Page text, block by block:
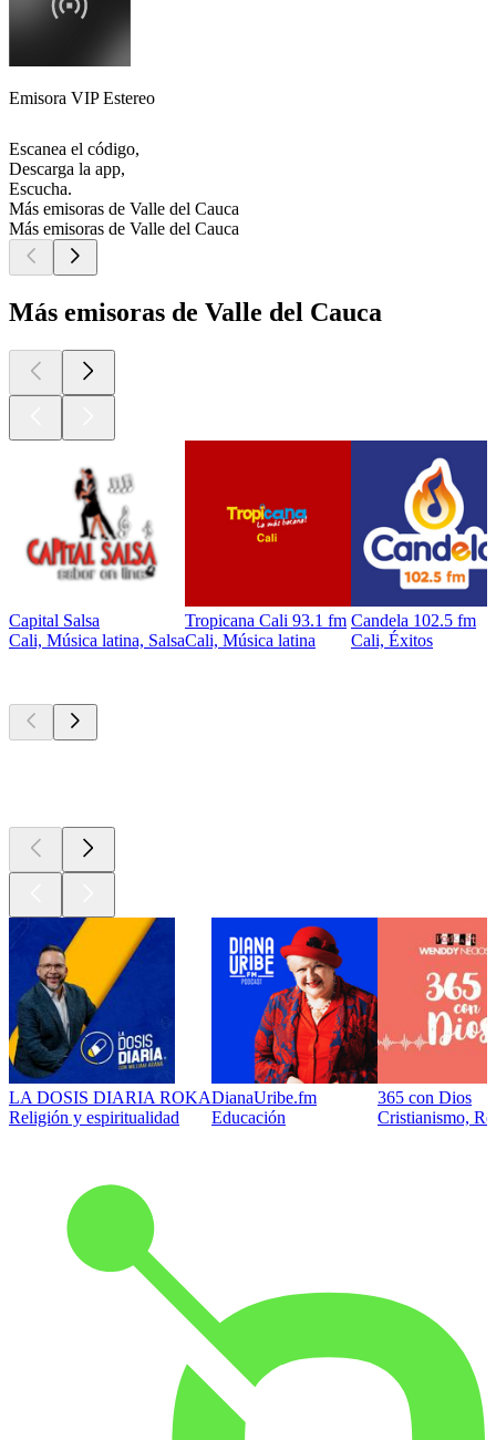
Emisora VIP Estereo
Escanea el código,
Descarga la app,
Escucha.
Más emisoras de Valle del Cauca
Más emisoras de Valle del Cauca
Más emisoras de Valle del Cauca
Capital Salsa
Cali, Música latina, Salsa
Tropicana Cali 93.1 fm
Cali, Música latina
Candela 102.5 fm
Cali, Éxitos
LA DOSIS DIARIA ROKA
Religión y espiritualidad
DianaUribe.fm
Educación
365 con Dios
Cristianismo,